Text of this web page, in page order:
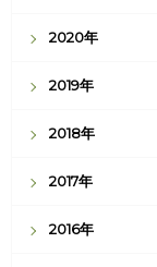
2020年
2019年
2018年
2017年
2016年